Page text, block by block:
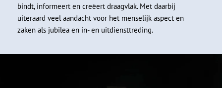
bindt, informeert en creëert draagvlak. Met daarbij
uiteraard veel aandacht voor het menselijk aspect en
zaken als jubilea en in- en uitdiensttreding.